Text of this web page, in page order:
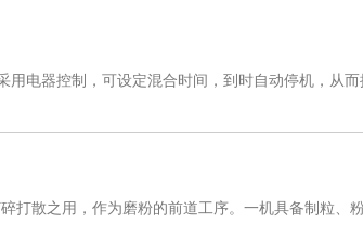
电器控制，可设定混合时间，到时自动停机，从
打散之用，作为磨粉的前道工序。一机具备制粒、